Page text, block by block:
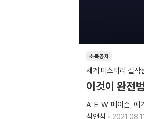
소득공제
세계 미스터리 걸작
이것이 완전
A. E. W. 메이슨 애
섬앤섬